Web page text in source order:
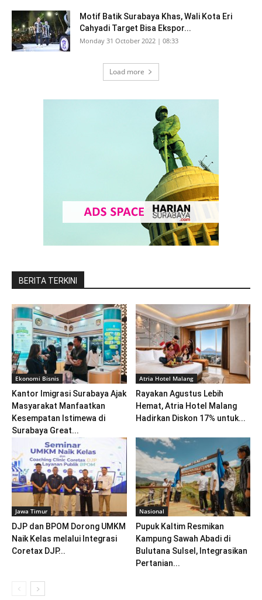
Motif Batik Surabaya Khas, Wali Kota Eri
Cahyadi Target Bisa Ekspor...
Monday 31 October 2022 | 08:33
Load more
BERITA TERKINI
Ekonomi Bisnis
Kantor Imigrasi Surabaya Ajak
Masyarakat Manfaatkan
Kesempatan Istimewa di
Surabaya Great...
Atria Hotel Malang
Rayakan Agustus Lebih
Hemat, Atria Hotel Malang
Hadirkan Diskon 17% untuk...
Jawa Timur
DJP dan BPOM Dorong UMKM
Naik Kelas melalui Integrasi
Coretax DJP...
Nasional
Pupuk Kaltim Resmikan
Kampung Sawah Abadi di
Bulutana Sulsel, Integrasikan
Pertanian...